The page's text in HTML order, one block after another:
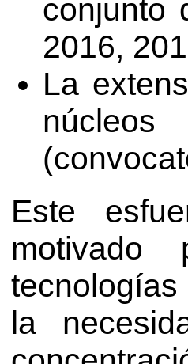
conjunto
2016,
La
Este
la